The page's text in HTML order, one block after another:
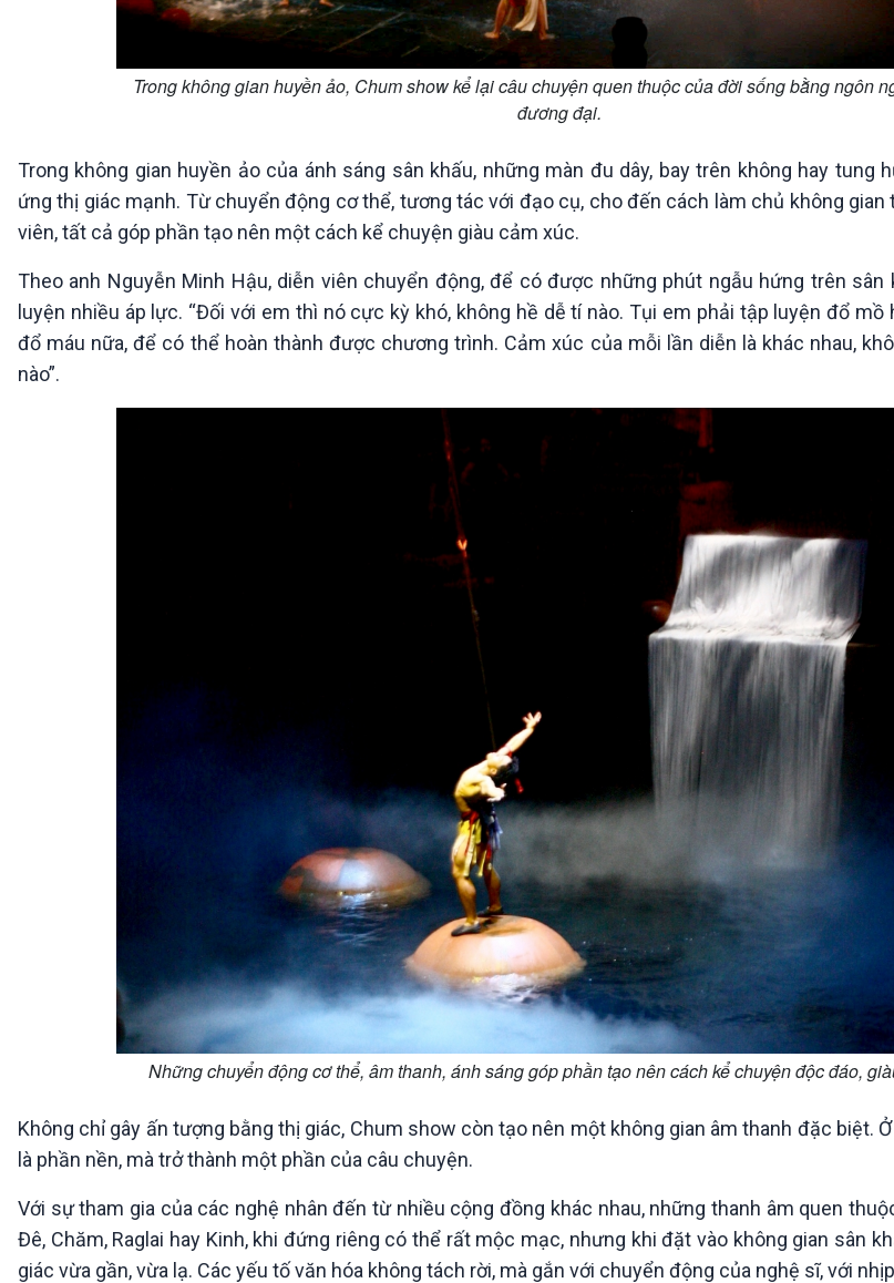
Trong không gian huyền ảo, Chum show kể lại câu chuyện quen thuộc của đời sống bằng ngôn
đương đại.
Trong không gian huyền ảo của ánh sáng sân khấu, những màn đu dây, bay trên không hay tung
ứng thị giác mạnh. Từ chuyển động cơ thể, tương tác với đạo cụ, cho đến cách làm chủ không gian
viên, tất cả góp phần tạo nên một cách kể chuyện giàu cảm xúc.
Theo anh Nguyễn Minh Hậu, diễn viên chuyển động, để có được những phút ngẫu hứng trên sân
luyện nhiều áp lực. “Đối với em thì nó cực kỳ khó, không hề dễ tí nào. Tụi em phải tập luyện đổ mồ
đổ máu nữa, để có thể hoàn thành được chương trình. Cảm xúc của mỗi lần diễn là khác nhau,
nào”.
Những chuyển động cơ thể, âm thanh, ánh sáng góp phần tạo nên cách kể chuyện độc đáo,
Không chỉ gây ấn tượng bằng thị giác, Chum show còn tạo nên một không gian âm thanh đặc biệt.
là phần nền, mà trở thành một phần của câu chuyện.
Với sự tham gia của các nghệ nhân đến từ nhiều cộng đồng khác nhau, những thanh âm quen
Đê, Chăm, Raglai hay Kinh, khi đứng riêng có thể rất mộc mạc, nhưng khi đặt vào không gian sân
giác vừa gần, vừa lạ. Các yếu tố văn hóa không tách rời, mà gắn với chuyển động của nghệ sĩ, với